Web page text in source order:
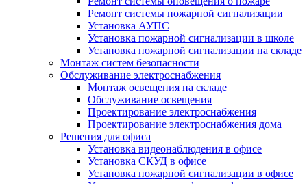
Ремонт системы пожарной сигнализации
Установка АУПС
Установка пожарной сигнализации в школе
Установка пожарной сигнализации на складе
Монтаж систем безопасности
Обслуживание электроснабжения
Монтаж освещения на складе
Обслуживание освещения
Проектирование электроснабжения
Проектирование электроснабжения дома
Решения для офиса
Установка видеонаблюдения в офисе
Установка СКУД в офисе
Установка пожарной сигнализации в офисе